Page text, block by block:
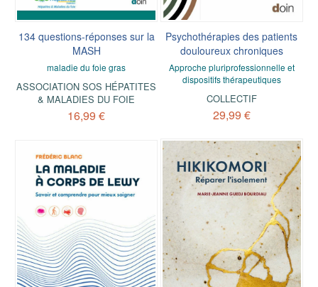
134 questions-réponses sur la
MASH
maladie du foie gras
ASSOCIATION SOS HÉPATITES
& MALADIES DU FOIE
16,99 €
Psychothérapies des patients
douloureux chroniques
Approche pluriprofessionnelle et
dispositifs thérapeutiques
COLLECTIF
29,99 €